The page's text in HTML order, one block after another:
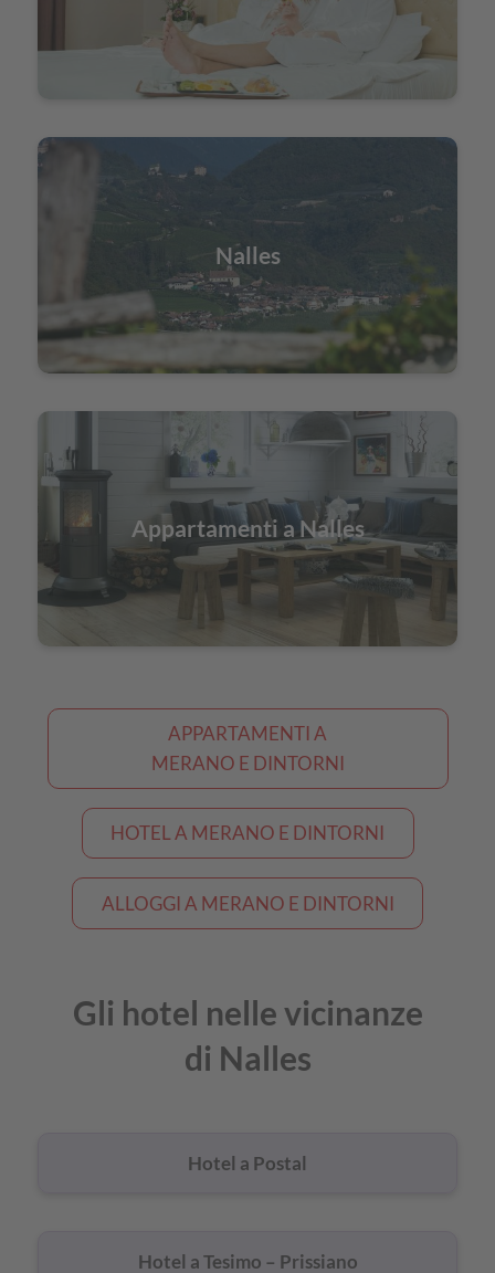
Nalles
Appartamenti a Nalles
APPARTAMENTI A
MERANO E DINTORNI
HOTEL A MERANO E DINTORNI
ALLOGGI A MERANO E DINTORNI
Gli hotel nelle vicinanze
di Nalles
Hotel a Postal
Hotel a Tesimo – Prissiano